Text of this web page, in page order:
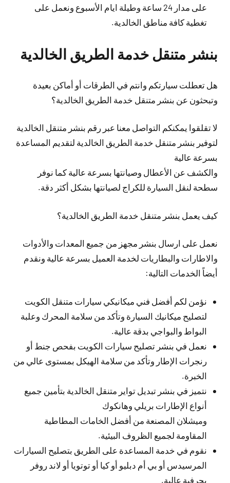
على مدار 24 ساعة وطيلة ايام الأسبوع ونعمل على
تغطية كافة مناطق الخالدية.
بنشر متنقل خدمة الطريق الخالدية
هل تعطلت سيارتكم وانتم في الطرقات أو أماكن بعيدة
وتبحثون عن بنشر متنقل خدمة الطريق الخالدية؟
لا تقلقوا يمكنكم التواصل معنا عبر رقم بنشر متنقل الخالدية
لتوفير بنشر متنقل خدمة الطريق الخالدية لتقديم المساعدة
بسرعة عالية
والكشف عن الأعطال وصيانتها بسرعة عالية كما نوفر
سطحة لنقل السيارة للكراج لصيانتها بشكل أكثر دقة.
كيف يعمل بنشر متنقل خدمة الطريق الخالدية؟
نعمل على ارسال بنشر مجهز من جميع المعدات والأدوات
والاطارات والبطاريات لخدمة العميل بسرعة عالية ونقدم
أيضاً الخدمات التالية:
نؤمن لكم أفضل فني ميكانيكي سيارات متنقل الكويت
لتصليح ميكانيك السيارة وتأكد من سلامة المحرك وعلبة
البواط والبواجي بدقة عالية.
نعمل في بنشر تصليح سيارات الكويت بفحص جنط أو
رنجرات الإطار وتأكد من سلامة الهيكل بمستوى عالي من
الخبرة.
نتميز في بنشر تبديل تواير متنقل الخالدية بتأمين جميع
أنواع الإطارات بريلي وهانكوك
وميشلان المصنعة من أفضل الخامات المطاطية
المقاومة لجميع الظروف البيئية.
نقوم في خدمة المساعدة على الطريق بتصليح السيارات
المرسيدس أو بي أم دبليو أو كيا أو توتويا أو لاند روفر
بحرفية عالية.